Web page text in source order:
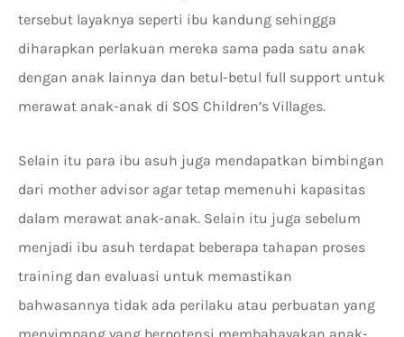
tersebut layaknya seperti ibu kandung sehingga
diharapkan perlakuan mereka sama pada satu anak
dengan anak lainnya dan betul-betul full support untuk
merawat anak-anak di SOS Children’s Villages.
Selain itu para ibu asuh juga mendapatkan bimbingan
dari mother advisor agar tetap memenuhi kapasitas
dalam merawat anak-anak. Selain itu juga sebelum
menjadi ibu asuh terdapat beberapa tahapan proses
training dan evaluasi untuk memastikan
bahwasannya tidak ada perilaku atau perbuatan yang
menyimpang yang berpotensi membahayakan anak-